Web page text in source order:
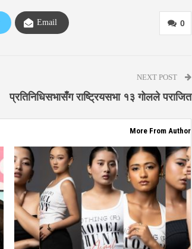
0
Email
NEXT POST
प्रतिनिधिसभासँग राष्ट्रियसभा १३ गोलले पराजित
More From Author